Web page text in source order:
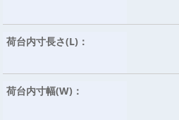
荷台内寸長さ(L)：
荷台内寸幅(W)：